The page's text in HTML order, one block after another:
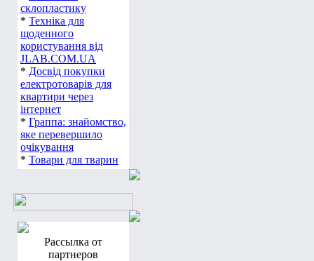
склопластику
* Техніка для
щоденного
користування від
JLAB.COM.UA
* Досвід покупки
електротоварів для
квартири через
інтернет
* Граппа: знайомство,
яке перевершило
очікування
* Товари для тварин
Рассылка от
партнеров